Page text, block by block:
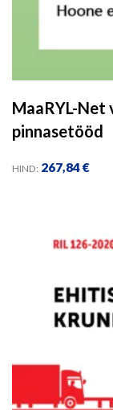
MaaRYL-Net
pinnasetööd
HIND: 267,84€